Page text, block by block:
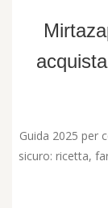
Guida 2025 per
sicuro: ricetta,